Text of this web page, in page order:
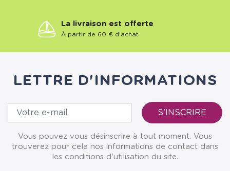
La livraison est offerte
À partir de 60 € d'achat
LETTRE D'INFORMATIONS
Vous pouvez vous désinscrire à tout moment. Vous
trouverez pour cela nos informations de contact dans
les conditions d'utilisation du site.